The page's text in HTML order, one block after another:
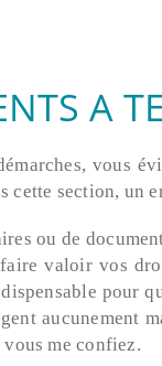
JUIN
2019
A
vous
cette section, un
ou de
valoir vos
pour
aucunement
me confiez.